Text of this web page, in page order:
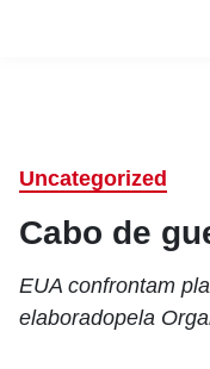
Uncategorized
Cabo de
EUA confrontam
elaboradopela